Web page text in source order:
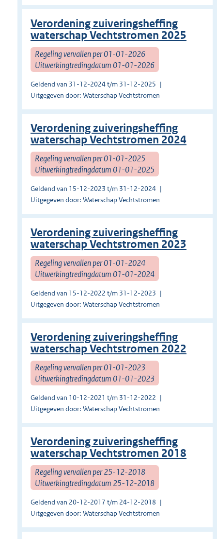
Verordening zuiveringsheffing
waterschap Vechtstromen 2025
Regeling vervallen per 01-01-2026
Uitwerkingtredingdatum 01-01-2026
Geldend van 31-12-2024 t/m 31-12-2025
Uitgegeven door: Waterschap Vechtstromen
Verordening zuiveringsheffing
waterschap Vechtstromen 2024
Regeling vervallen per 01-01-2025
Uitwerkingtredingdatum 01-01-2025
Geldend van 15-12-2023 t/m 31-12-2024
Uitgegeven door: Waterschap Vechtstromen
Verordening zuiveringsheffing
waterschap Vechtstromen 2023
Regeling vervallen per 01-01-2024
Uitwerkingtredingdatum 01-01-2024
Geldend van 15-12-2022 t/m 31-12-2023
Uitgegeven door: Waterschap Vechtstromen
Verordening zuiveringsheffing
waterschap Vechtstromen 2022
Regeling vervallen per 01-01-2023
Uitwerkingtredingdatum 01-01-2023
Geldend van 10-12-2021 t/m 31-12-2022
Uitgegeven door: Waterschap Vechtstromen
Verordening zuiveringsheffing
waterschap Vechtstromen 2018
Regeling vervallen per 25-12-2018
Uitwerkingtredingdatum 25-12-2018
Geldend van 20-12-2017 t/m 24-12-2018
Uitgegeven door: Waterschap Vechtstromen